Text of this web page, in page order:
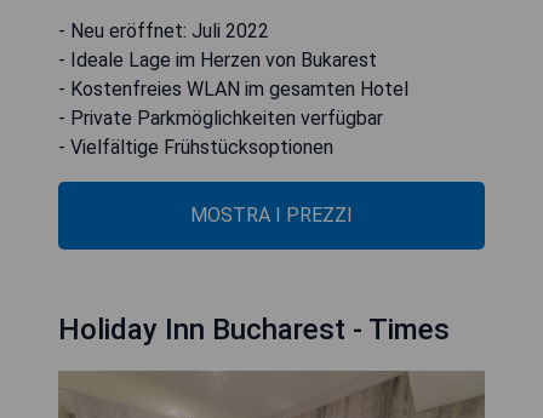
- Neu eröffnet: Juli 2022
- Ideale Lage im Herzen von Bukarest
- Kostenfreies WLAN im gesamten Hotel
- Private Parkmöglichkeiten verfügbar
- Vielfältige Frühstücksoptionen
MOSTRA I PREZZI
Holiday Inn Bucharest - Times